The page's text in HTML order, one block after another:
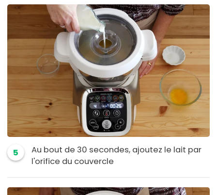
5
Au bout de 30 secondes, ajoutez le lait par
l'orifice du couvercle